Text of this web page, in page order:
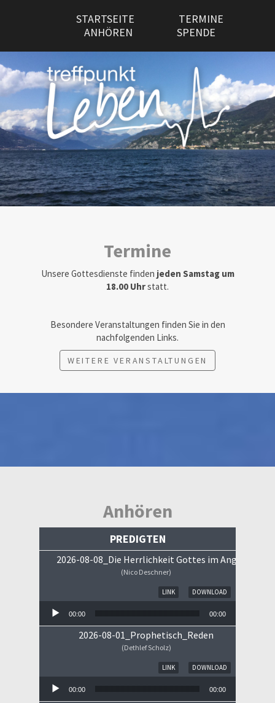
STARTSEITE
TERMINE
ANHÖREN
SPENDE
Termine
Unsere Gottesdienste finden jeden Samstag um
18.00 Uhrstatt.
Besondere Veranstaltungen finden Sie in den
nachfolgenden Links.
WEITERE VERANSTALTUNGEN
Anhören
PREDIGTEN
2026-08-08_Die Herrlichkeit Gottes im Angesicht
(Nico Deschner)
DOWNLOAD
LINK
00:00 00:00
2026-08-01_Prophetisch_Reden
(Dethlef Scholz)
DOWNLOAD
LINK
00:00 00:00